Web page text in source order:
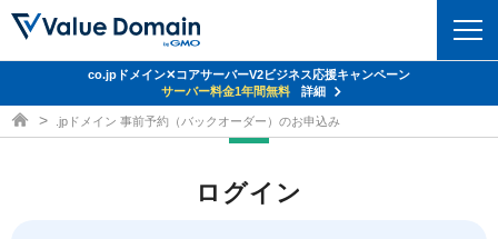
ドメイントップ
co.jpドメイン✕コアサーバーV2ビジネス応援キャンペーン
サーバー料金1年間無料
詳細
ドメイン取得ならバリュードメイン
.jpドメイン 事前予約（バックオーダー）のお申込み
ログイン